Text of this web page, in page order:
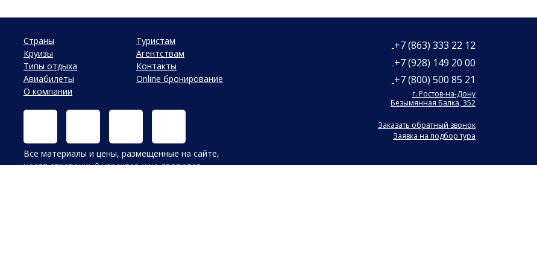
Страны
Круизы
Типы отдыха
Авиабилеты
О компании
Туристам
Агентствам
Контакты
Online бронирование
Все материалы и цены, размещенные на сайте,
носят справочный характер и не являются
+7 (863) 333 22 12
+7 (928) 149 20 00
+7 (800) 500 85 21
г. Ростов-на-Дону
Безымянная Балка, 352
Заказать обратный звонок
Заявка на подбор тура